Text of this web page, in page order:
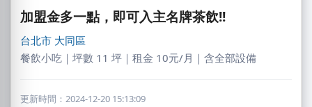
加盟金多一點，即可入主名牌茶飲!!
台北市 大同區
餐飲小吃｜坪數 11 坪｜租金 10元/月｜含全部設備
更新時間：2024-12-20 15:13:09